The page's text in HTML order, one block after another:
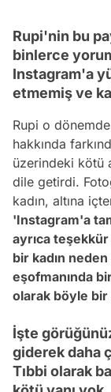
Rupi'nin bu
binlerce
Instagram'a
etmemiş ve
Rupi o
hakkında
üzerindeki kötü
dile getirdi.
kadın, altına
'Instagram'a
ayrıca
bir kadın
eşofmanında
olarak böyle bir
İşte
giderek daha
Tıbbi olarak